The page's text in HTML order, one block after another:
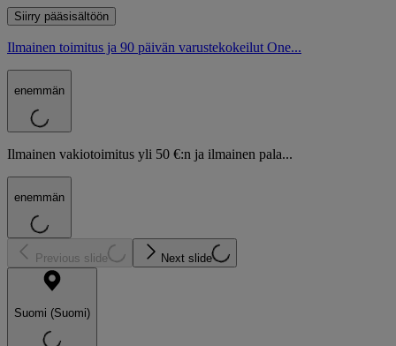
Siirry pääsisältöön
Ilmainen toimitus ja 90 päivän varustekokeilut One...
enemmän
Ilmainen vakiotoimitus yli 50 €:n ja ilmainen pala...
enemmän
Previous slide Next slide
Suomi (Suomi)